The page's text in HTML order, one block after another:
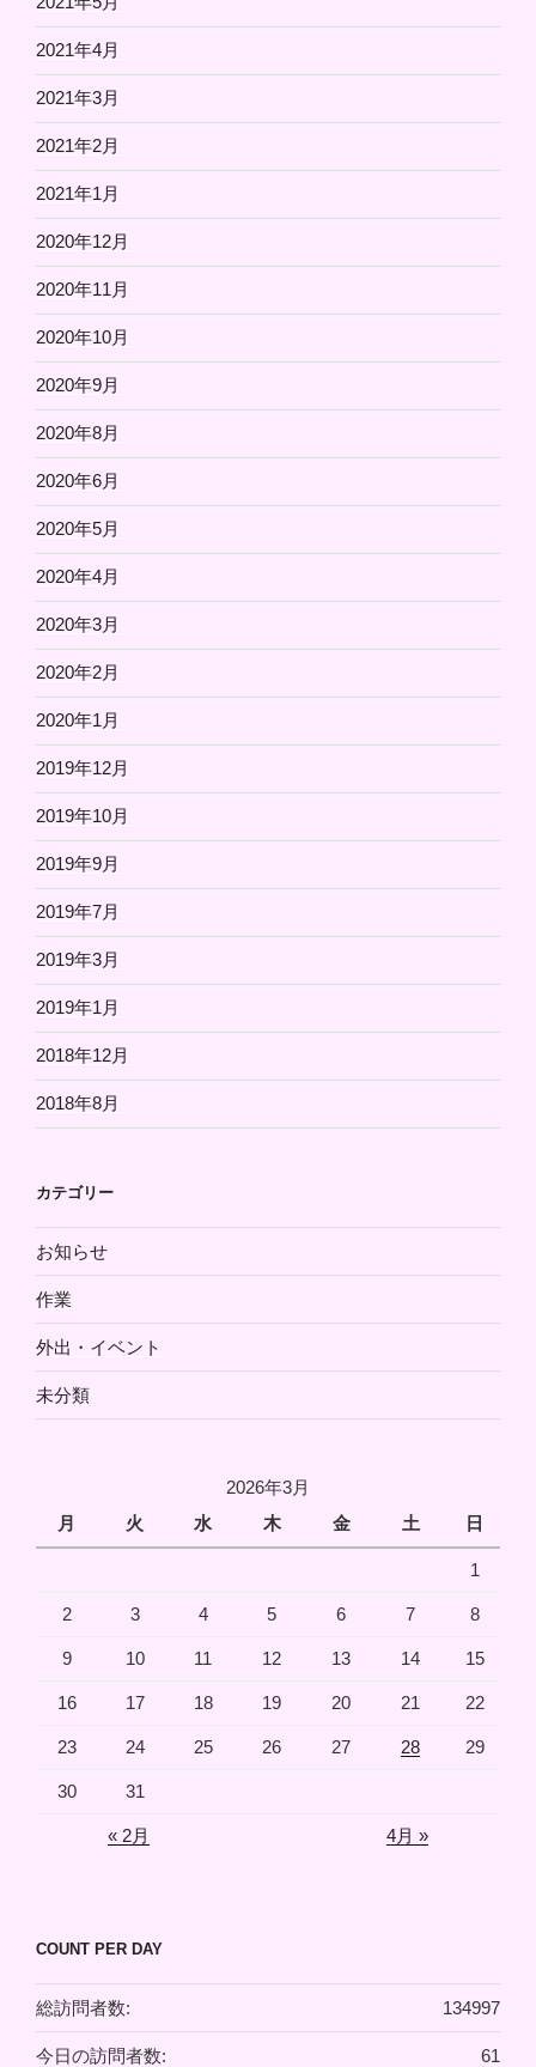
2021年4月
2021年3月
2021年2月
2021年1月
2020年12月
2020年11月
2020年10月
2020年9月
2020年8月
2020年6月
2020年5月
2020年4月
2020年3月
2020年2月
2020年1月
2019年12月
2019年10月
2019年9月
2019年7月
2019年3月
2019年1月
2018年12月
2018年8月
カテゴリー
お知らせ
作業
外出・イベント
未分類
2026年3月
月
火 水 木 金 土 日
1
2 3 4 5 6 7 8
9 10 11 12 13 14 15
16 17 18 19 20 21 22
23 24 25 26 27 28 29
30 31
« 2月 4月 »
COUNT PER DAY
134997
総訪問者数:
61
今日の訪問者数: